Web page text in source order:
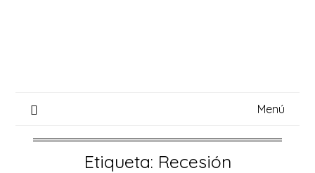
Menú
Etiqueta: Recesión